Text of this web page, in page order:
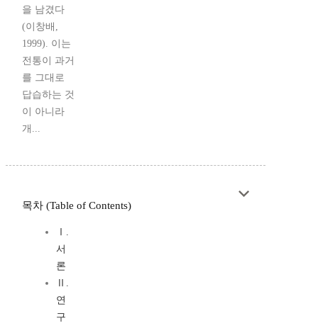
을 남겼다
(이창배,
1999). 이는
전통이 과거
를 그대로
답습하는 것
이 아니라
개...
목차 (Table of Contents)
Ⅰ.
서
론
Ⅱ.
연
구